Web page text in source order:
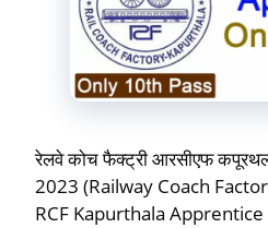
रेलवे कोच फैक्ट्री आरसीएफ
2023 (Railway Coach
RCF Kapurthala